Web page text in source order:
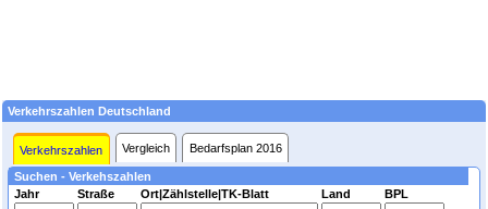
Verkehrszahlen Deutschland
Verkehrszahlen Vergleich Bedarfsplan 2016
Suchen - Verkehszahlen
Jahr
Straße Ort|Zählstelle|TK-Blatt Land BPL